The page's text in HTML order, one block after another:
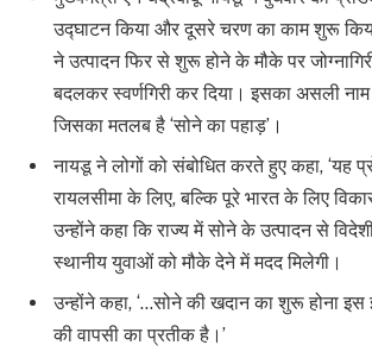
उद्घाटन किया और दूसरे चरण का काम शुरू
ने उत्पादन फिर से शुरू होने के मौके पर
बदलकर स्वर्णगिरी कर दिया। इसका असली नाम
जिसका मतलब है ‘सोने का पहाड़’।
नायडू ने लोगों को संबोधित करते हुए कहा, ‘यह
रायलसीमा के लिए, बल्कि पूरे भारत के लिए
उन्होंने कहा कि राज्य में सोने के उत्पादन से
स्थानीय युवाओं को मौके देने में मदद मिलेगी।
उन्होंने कहा, ‘…सोने की खदान का शुरू होना इस
की वापसी का प्रतीक है।’